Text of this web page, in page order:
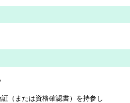
（または資格確認書）を持参し